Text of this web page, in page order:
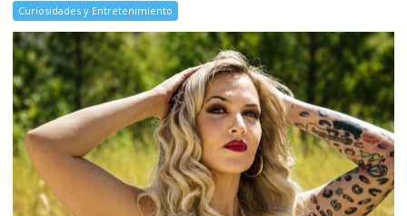
Curiosidades y Entretenimiento